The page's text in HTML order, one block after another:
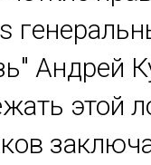
Андрей
этой